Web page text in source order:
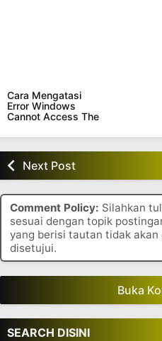
Cara Mengatasi
Error Windows
Cannot Access The
Path Or File di
Windows 11 dan 10
Next Post
Comment Policy: Silahkan
sesuai dengan topik
yang berisi tautan tidak akan
disetujui.
Buka
SEARCH DISINI